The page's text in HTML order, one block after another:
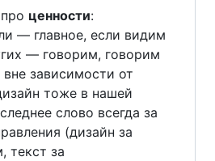
ценности:
— главное, если видим
— говорим, говорим
зависимости от
тоже в нашей
слово всегда за
(дизайн за
текст за